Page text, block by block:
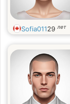
Sofia01129 лет